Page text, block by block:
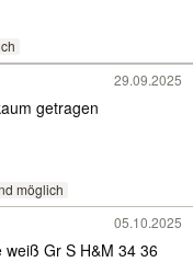
29.09.2025
getragen
möglich
05.10.2025
weiß Gr S H&M 34 36